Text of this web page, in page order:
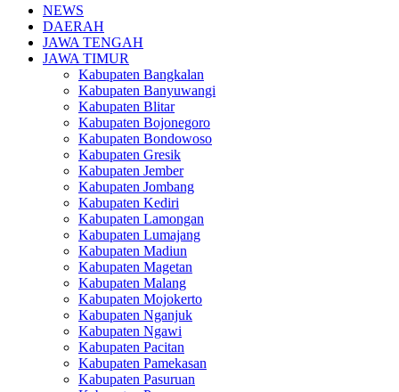
NEWS
DAERAH
JAWA TENGAH
JAWA TIMUR
Kabupaten Bangkalan
Kabupaten Banyuwangi
Kabupaten Blitar
Kabupaten Bojonegoro
Kabupaten Bondowoso
Kabupaten Gresik
Kabupaten Jember
Kabupaten Jombang
Kabupaten Kediri
Kabupaten Lamongan
Kabupaten Lumajang
Kabupaten Madiun
Kabupaten Magetan
Kabupaten Malang
Kabupaten Mojokerto
Kabupaten Nganjuk
Kabupaten Ngawi
Kabupaten Pacitan
Kabupaten Pamekasan
Kabupaten Pasuruan